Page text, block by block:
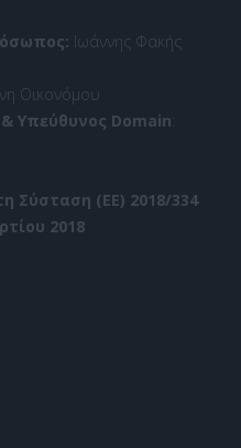
Ιωάννης Φακής
Οικονόμου
& Υπεύθυνος Domain:
Σύσταση (ΕΕ) 2018/334
2018